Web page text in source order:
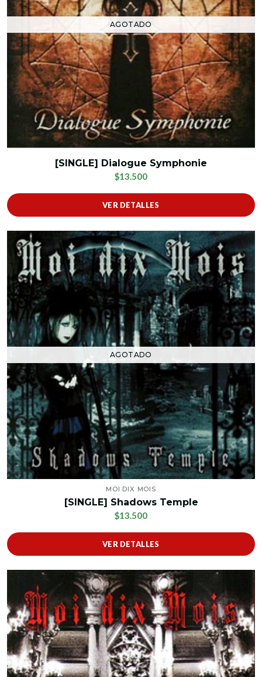
AGOTADO
[SINGLE] Dialogue Symphonie
$13.500
VER DETALLES
AGOTADO
MOI DIX MOIS
[SINGLE] Shadows Temple
$13.500
VER DETALLES